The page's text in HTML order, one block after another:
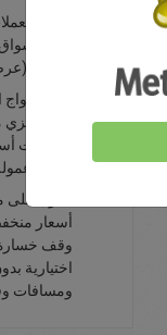
تداول
إلى
بسيولة
جميع
منصة إيزي
بفروقات
وبدون
تداول على
أسعار
وقف
اختيارية
ومسافات